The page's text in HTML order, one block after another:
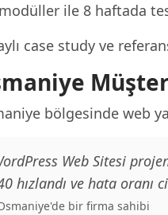
modüller ile 8 haftada
case study ve
bölgesinde web
Web Sitesi
hızlandı ve hata oranı
bir firma sahibi